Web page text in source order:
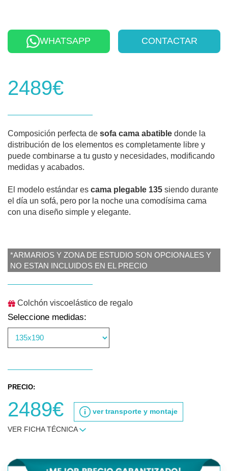
WHATSAPP CONTACTAR
2489€
Composición perfecta de sofa cama abatible donde la
distribución de los elementos es completamente libre y
puede combinarse a tu gusto y necesidades, modificando
medidas y acabados.
El modelo estándar es cama plegable 135 siendo durante
el día un sofá, pero por la noche una comodísima cama
con una diseño simple y elegante.
*ARMARIOS Y ZONA DE ESTUDIO SON OPCIONALES Y
NO ESTAN INCLUIDOS EN EL PRECIO
Colchón viscoelástico de regalo
Seleccione medidas:
PRECIO:
2489€ ver transporte y montaje
VER FICHA TÉCNICA